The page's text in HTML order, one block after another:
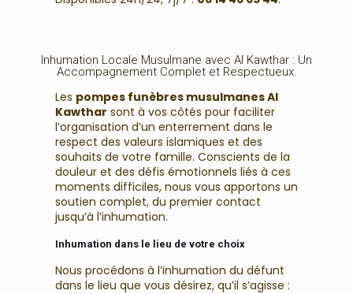
Inhumation Locale Musulmane avec Al Kawthar : Un
Accompagnement Complet et Respectueux.
Les pompes funèbres musulmanes Al
Kawthar sont à vos côtés pour faciliter
l’organisation d’un enterrement dans le
respect des valeurs islamiques et des
souhaits de votre famille. Conscients de la
douleur et des défis émotionnels liés à ces
moments difficiles, nous vous apportons un
soutien complet, du premier contact
jusqu’à l’inhumation.
Inhumation dans le lieu de votre choix
Nous procédons à l’inhumation du défunt
dans le lieu que vous désirez, qu’il s’agisse :